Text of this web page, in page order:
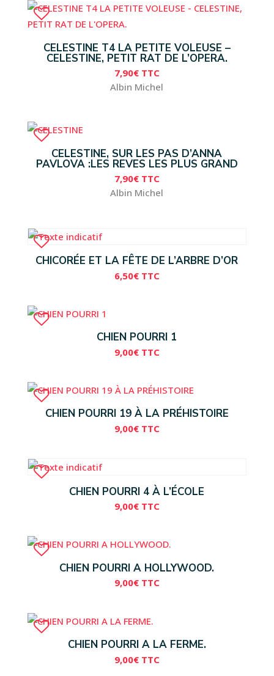
CELESTINE T4 LA PETITE VOLEUSE –
CELESTINE, PETIT RAT DE L’OPERA.
7,90€ TTC
Albin Michel
CELESTINE, SUR LES PAS D’ANNA
PAVLOVA :LES REVES LES PLUS GRAND
7,90€ TTC
Albin Michel
CHICORÉE ET LA FÊTE DE L’ARBRE D’OR
6,50€ TTC
CHIEN POURRI 1
9,00€ TTC
CHIEN POURRI 19 À LA PRÉHISTOIRE
9,00€ TTC
CHIEN POURRI 4 À L’ÉCOLE
9,00€ TTC
CHIEN POURRI A HOLLYWOOD.
9,00€ TTC
CHIEN POURRI A LA FERME.
9,00€ TTC